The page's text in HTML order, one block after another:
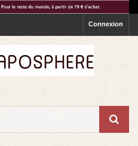
Connexion